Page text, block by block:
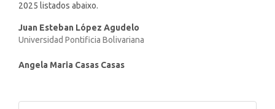
2025 listados abaixo.
Juan Esteban López Agudelo
Universidad Pontificia Bolivariana
Angela Maria Casas Casas